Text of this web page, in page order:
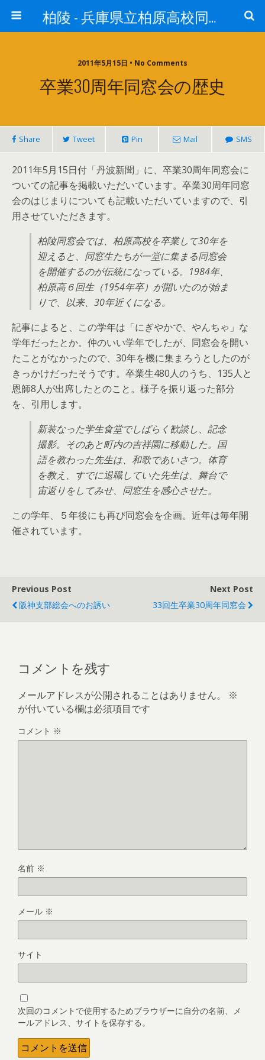
柏陵 - 兵庫県立柏原高校同窓会
2011年5月15日 • No Comments
卒業30周年同窓会の歴史
Share Tweet Pin Mail SMS
2011年5月15日付「丹波新聞」に、卒業30周年同窓会に
ついての記事を掲載いただいています。卒業30周年同窓
会のはじまりについても記載いただいていますので、引
用させていただきます。
柏陵同窓会では、柏原高校を卒業して30年を
迎えると、同窓生たちが一堂に集まる同窓会
を開催するのが伝統になっている。1984年、
柏原高６回生（1954年卒）が開いたのが始ま
りで、以来、30年近くになる。
記事によると、この学年は「にぎやかで、やんちゃ」な
学年だったとか。仲のいい学年でしたが、同窓会を開い
たことがなかったので、30年を機に集まろうとしたのが
きっかけだったそうです。卒業生480人のうち、135人と
恩師8人が出席したとのこと。様子を振り返った部分
を、引用します。
新装なった学生食堂でしばらく歓談し、記念
撮影。そのあと町内の吉祥園に移動した。国
語を教わった先生は、和歌であいさつ。体育
を教え、すでに退職していた先生は、舞台で
宙返りをしてみせ、同窓生を感心させた。
この学年、５年後にも再び同窓会を企画。近年は毎年開
催されています。
Previous Post
阪神支部総会へのお誘い
Next Post
33回生卒業30周年同窓会
コメントを残す
メールアドレスが公開されることはありません。
※
が付いている欄は必須項目です
コメント ※
名前 ※
メール ※
サイト
次回のコメントで使用するためブラウザーに自分の名前、メ
ールアドレス、サイトを保存する。